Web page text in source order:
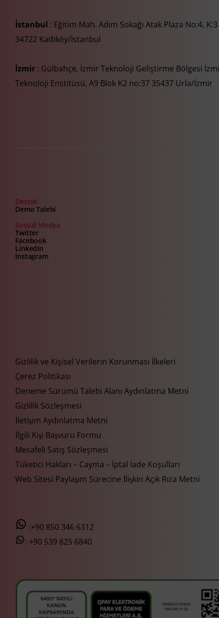
İstanbul : Eğitim Mah. Adım Sokağı Atak Plaza No:4,
34722 Kadıköy/İstanbul
İzmir : Gülbahçe, İzmir Teknoloji Geliştirme Bölgesi
Teknoloji Enstitüsü, A9 Blok K2 no:37 35437 Urla/İzmir
Destek
Demo Talebi
Sosyal Medya
Twitter
Facebook
LinkedIn
Instagram
Gizlilik ve Kişisel Verilerin Korunması İlkeleri
Çerez Politikası
Deneme Sürümü Talebi Alanı Aydınlatma Metni
Gizlilik Sözleşmesi
İletişim Aydınlatma Metni
İlgili Kişi Başvuru Formu
Mesafeli Satış Sözleşmesi
Tüketici Hakları – Cayma – İptal İade Koşulları
Web Sitesi Paylaşım Sürecine İlişkin Açık Rıza Metni
:+90 850 346 6312
: +90 539 825 6840